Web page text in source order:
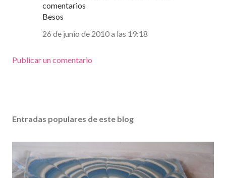
comentarios
Besos
26 de junio de 2010 a las 19:18
Publicar un comentario
Entradas populares de este blog